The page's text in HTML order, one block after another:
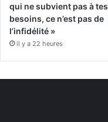
qui ne subvient pas à tes
besoins, ce n’est pas de
l’infidélité »
il y a 22 heures